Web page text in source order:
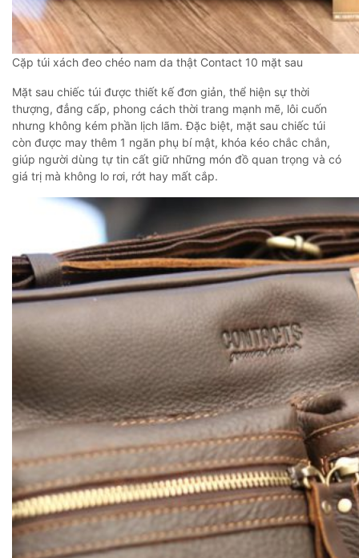
Cặp túi xách đeo chéo nam da thật Contact 10 mặt sau
Mặt sau chiếc túi được thiết kế đơn giản, thể hiện sự thời
thượng, đẳng cấp, phong cách thời trang mạnh mẽ, lôi cuốn
nhưng không kém phần lịch lãm. Đặc biệt, mặt sau chiếc túi
còn được may thêm 1 ngăn phụ bí mật, khóa kéo chắc chắn,
giúp người dùng tự tin cất giữ những món đồ quan trọng và có
giá trị mà không lo rơi, rớt hay mất cắp.